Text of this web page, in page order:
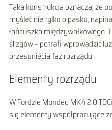
Taka konstrukcja oznacza, że
myśleć nie tylko o pasku,
łańcuszka międzywałkowego.
ślizgów – potrafi wprowadzić
przesunięcia faz rozrządu.
Elementy rozrządu
W Fordzie Mondeo MK4 2.0
się elementy współpracujące